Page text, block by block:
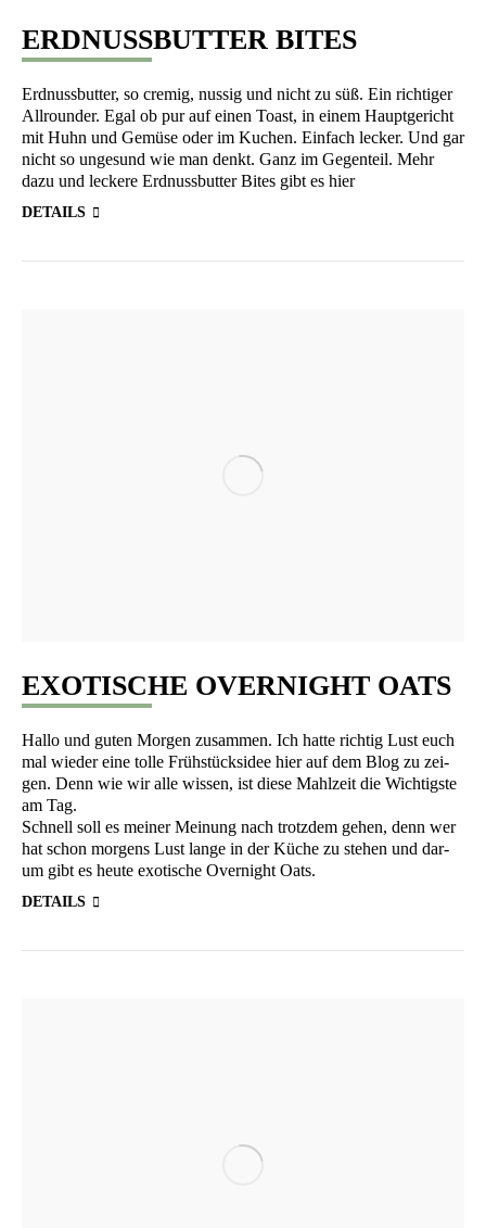
ERDNUSSBUTTER BITES
Erd­nuss­but­ter, so cre­mig, nussig und nicht zu süß. Ein rich­ti­ger
All­roun­der. Egal ob pur auf einen Toast, in einem Haupt­ge­richt
mit Huhn und Gemü­se oder im Kuchen. Ein­fach lecker. Und gar
nicht so unge­sund wie man denkt. Ganz im Gegen­teil. Mehr
dazu und lecke­re Erd­nuss­but­ter Bites gibt es hier
DETAILS
EXOTISCHE OVERNIGHT OATS
Hal­lo und guten Mor­gen zusam­men. Ich hat­te rich­tig Lust euch
mal wie­der eine tol­le Früh­stücks­idee hier auf dem Blog zu zei­
gen. Denn wie wir alle wis­sen, ist die­se Mahl­zeit die Wich­tigs­te
am Tag.
Schnell soll es mei­ner Mei­nung nach trotz­dem gehen, denn wer
hat schon mor­gens Lust lan­ge in der Küche zu ste­hen und dar­
um gibt es heu­te exo­ti­sche Over­night Oats.
DETAILS